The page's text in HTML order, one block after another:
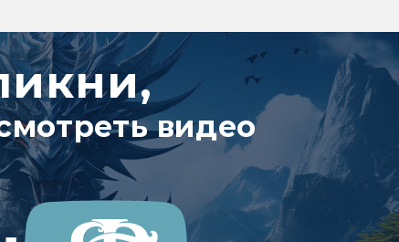
видео